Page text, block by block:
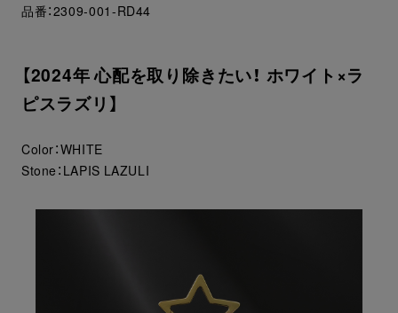
品番：2309-001-RD44
【2024年 心配を取り除きたい！ ホワイト×ラ
ピスラズリ】
Color：WHITE
Stone：LAPIS LAZULI